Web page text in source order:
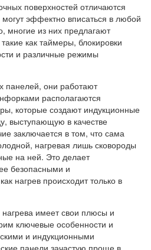
поверхностей отличаются
эффектно вписаться в любой
многие из них предлагают
как таймеры, блокировки
и различные режимы
панелей, они работают
располагаются
которые создают индукционные
выступающую в качестве
заключается в том, что сама
нагревая лишь сковороды
на ней. Это делает
безопасными и
нагрев происходит только в
нагрева имеет свои плюсы и
ключевые особенности и
и индукционными